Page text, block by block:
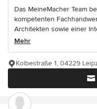
Das MeineMacher Team
kompetenten
Architekten sowie einer
Mehr
Kolbestraße 1, 04229